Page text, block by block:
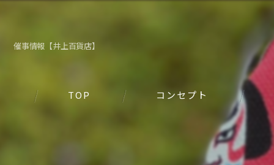
催事情報【井上百貨店】
TOP コンセプト